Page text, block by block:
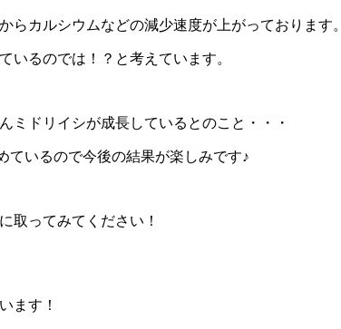
カルシウムなどの減少速度が上がっております。
いるのでは！？と考えています。
ミドリイシが成長しているとのこと・・・
ているので今後の結果が楽しみです♪
取ってみてください！
ます！